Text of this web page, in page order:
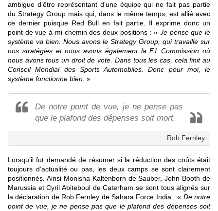
ambigue d’être représentant d’une équipe qui ne fait pas partie
du Strategy Group mais qui, dans le même temps, est allié avec
ce dernier puisque Red Bull en fait partie. Il exprime donc un
point de vue à mi-chemin des deux positions : « Je pense que le
système va bien. Nous avons le Strategy Group, qui travaille sur
nos stratégies et nous avons également la F1 Commission où
nous avons tous un droit de vote. Dans tous les cas, cela finit au
Conseil Mondial des Sports Automobiles. Donc pour moi, le
système fonctionne bien . »
De notre point de vue, je ne pense pas
que le plafond des dépenses soit mort.
Rob Fernley
Lorsqu’il fut demandé de résumer si la réduction des coûts était
toujours d’actualité ou pas, les deux camps se sont clairement
positionnés. Ainsi Monisha Kaltenborn de Sauber, John Booth de
Marussia et Cyril Abiteboul de Caterham se sont tous alignés sur
la déclaration de Rob Fernley de Sahara Force India : « De notre
point de vue, je ne pense pas que le plafond des dépenses soit